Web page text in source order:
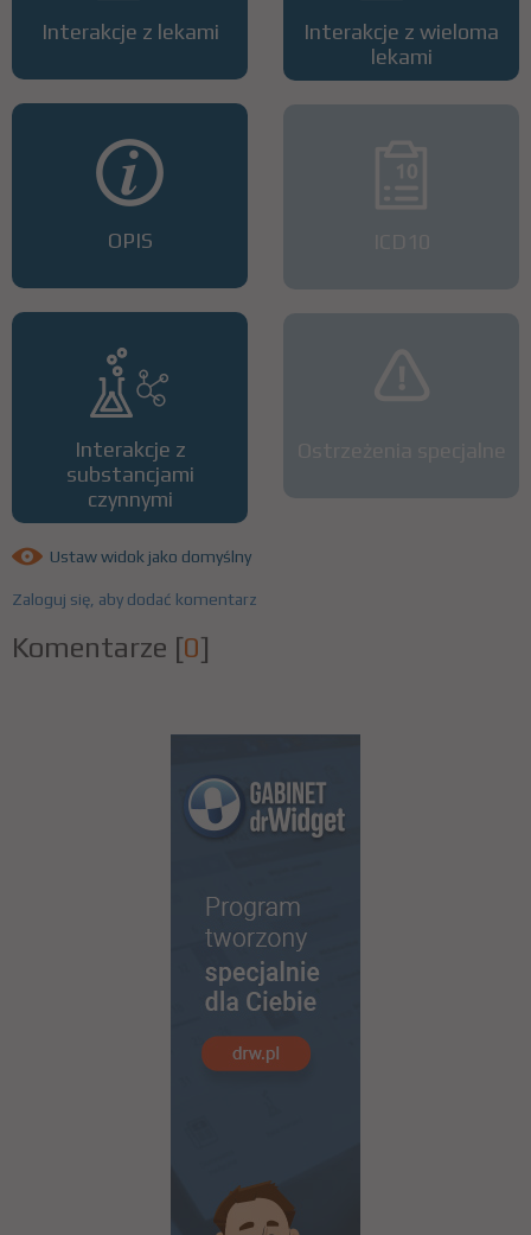
Interakcje z lekami
OPIS
Interakcje z
substancjami
czynnymi
Interakcje z wieloma
lekami
Ustaw widok jako domyślny
Zaloguj się, aby dodać komentarz
Komentarze [0]